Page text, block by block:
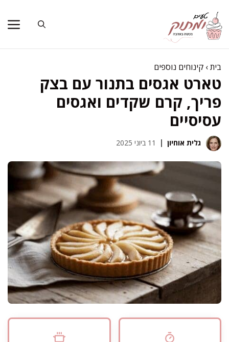
לתוכן
בית› קינוחים נוספים
טארט אגסים בתנור עם בצק
פריך, קרם שקדים ואגסים
עסיסיים
גלית אוחיון 11 ביוני 2025